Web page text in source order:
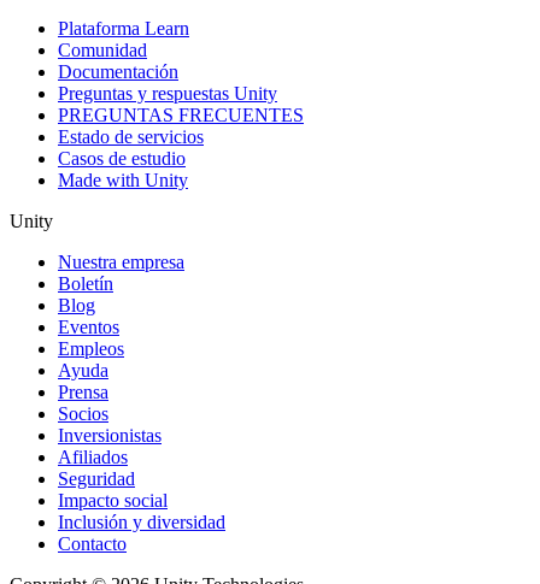
Plataforma Learn
Comunidad
Documentación
Preguntas y respuestas Unity
PREGUNTAS FRECUENTES
Estado de servicios
Casos de estudio
Made with Unity
Unity
Nuestra empresa
Boletín
Blog
Eventos
Empleos
Ayuda
Prensa
Socios
Inversionistas
Afiliados
Seguridad
Impacto social
Inclusión y diversidad
Contacto